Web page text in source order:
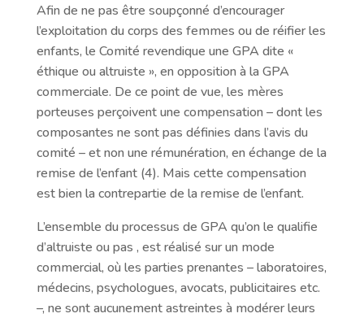
Afin de ne pas être soupçonné d’encourager
l’exploitation du corps des femmes ou de réifier les
enfants, le Comité revendique une GPA dite «
éthique ou altruiste », en opposition à la GPA
commerciale. De ce point de vue, les mères
porteuses perçoivent une compensation – dont les
composantes ne sont pas définies dans l’avis du
comité – et non une rémunération, en échange de la
remise de l’enfant (4). Mais cette compensation
est bien la contrepartie de la remise de l’enfant.
L’ensemble du processus de GPA qu’on le qualifie
d’altruiste ou pas , est réalisé sur un mode
commercial, où les parties prenantes – laboratoires,
médecins, psychologues, avocats, publicitaires etc.
–, ne sont aucunement astreintes à modérer leurs